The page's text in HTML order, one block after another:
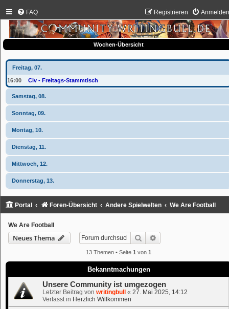
FAQ Registrieren
Wochen-Übersicht
Freitag, 07.
16:00 Civ - Freitags-Stammtisch
Samstag, 08.
Sonntag, 09.
Montag, 10.
Dienstag, 11.
Mittwoch, 12.
Donnerstag, 13.
Portal Foren-Übersicht Andere Spielwelten We Are Football
We Are Football
Neues Thema Suche
13 Themen • Seite1 von1
Bekanntmachungen
Unsere Community ist umgezogen
Letzter Beitrag von writingbull « 27. Mai 2025, 14:12
Verfasst in Herzlich Willkommen